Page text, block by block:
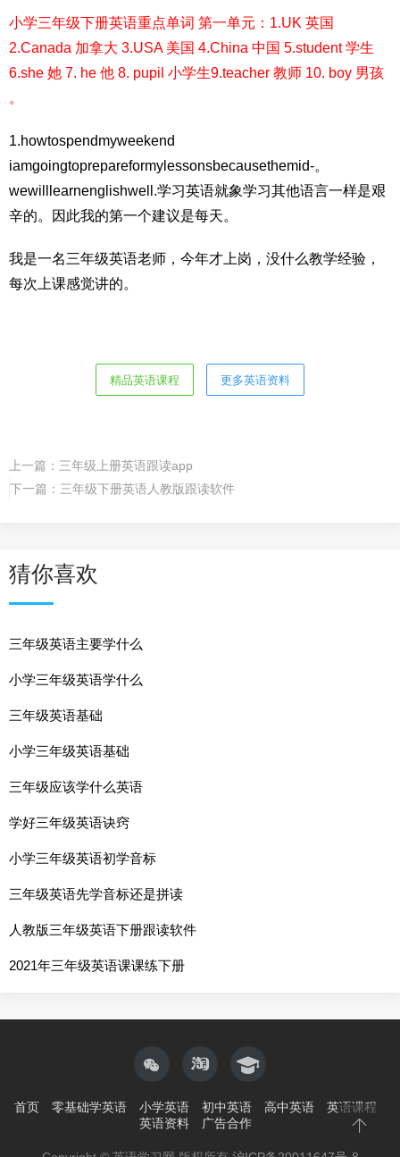
小学三年级下册英语重点单词 第一单元：1.UK 英国
2.Canada 加拿大 3.USA 美国 4.China 中国 5.student 学生
6.she 她 7. he 他 8. pupil 小学生9.teacher 教师 10. boy 男孩
。
1.howtospendmyweekend
iamgoingtoprepareformylessonsbecausethemid-。
wewilllearnenglishwell.学习英语就象学习其他语言一样是艰
辛的。因此我的第一个建议是每天。
我是一名三年级英语老师，今年才上岗，没什么教学经验，
每次上课感觉讲的。
精品英语课程 更多英语资料
上一篇： 三年级上册英语跟读app
下一篇： 三年级下册英语人教版跟读软件
猜你喜欢
三年级英语主要学什么
小学三年级英语学什么
三年级英语基础
小学三年级英语基础
三年级应该学什么英语
学好三年级英语诀窍
小学三年级英语初学音标
三年级英语先学音标还是拼读
人教版三年级英语下册跟读软件
2021年三年级英语课课练下册
首页 零基础学英语 小学英语 初中英语 高中英语
英语课程
英语资料
广告合作